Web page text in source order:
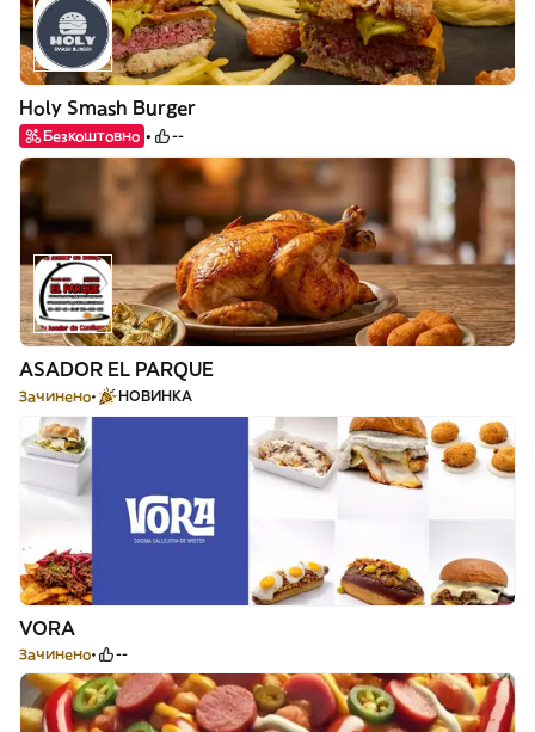
Holy Smash Burger
Безкоштовно --
ASADOR EL PARQUE
Зачинено НОВИНКА
VORA
Зачинено --